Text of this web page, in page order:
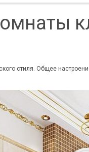
стиля. Общее